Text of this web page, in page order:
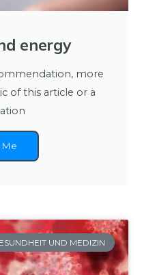
energy
more
of this article or a
UND MEDIZIN